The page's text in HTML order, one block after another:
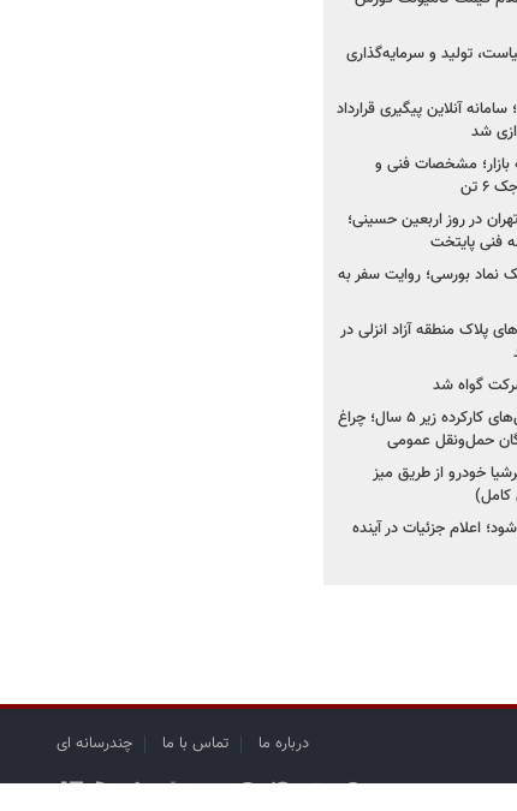
تولید و سرمایه‌گذاری
آنلاین پیگیری قرارداد
شد
مشخصات فنی و
تن
فنی تهران در روز اربعین حسینی؛
فنی پایتخت
نماد بورسی؛ روایت سفر به
پلاک منطقه آزاد انزلی در
گواه شد
صدور مجوز واردات اتوبوس‌های کارکرده زیر ۵ سال؛ چراغ
حمل‌ونقل عمومی
خودرو از طریق میز
کامل)
اعلام جزئیات در آینده
درباره ما تماس با ما چندرسانه ای